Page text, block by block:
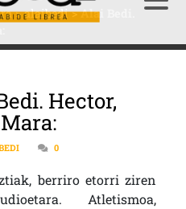
>alaibedi>Alai Bedi.
Hector,
0
berriro etorri ziren
Atletismoa,